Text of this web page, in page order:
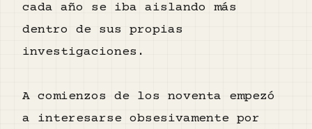
cada año se iba aislando más
dentro de sus propias
investigaciones.
A comienzos de los noventa empezó
a interesarse obsesivamente por